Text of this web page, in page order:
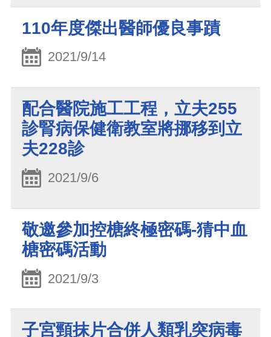
110年度傑出醫師優良事蹟
2021/9/14
配合醫院施工工程，立夫255
診腎病保健衛教室將挪移到立
夫228診
2021/9/6
敬邀參加控榶終極密碼-猜中血
榶密碼活動
2021/9/3
子宮頸抹片合併人類乳突病毒